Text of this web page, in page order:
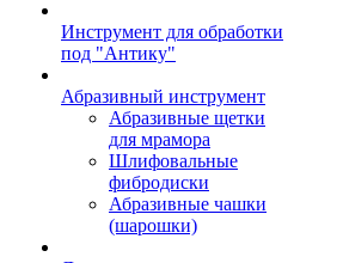
Инструмент для обработки
под "Антику"
Абразивный инструмент
Абразивные щетки
для мрамора
Шлифовальные
фибродиски
Абразивные чашки
(шарошки)